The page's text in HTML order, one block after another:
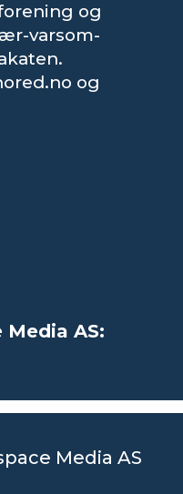
og
varsom-
og
Media AS:
Media AS